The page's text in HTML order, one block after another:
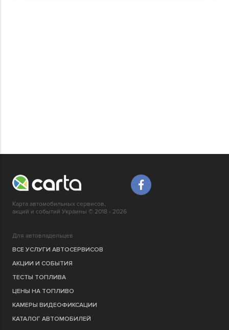
Карта автомобильных сервисов,
акций и событий Украины © 2018 - 2026
Для автовладельцев
ВСЕ УСЛУГИ АВТОСЕРВИСОВ
АКЦИИ И СОБЫТИЯ
ТЕСТЫ ТОПЛИВА
ЦЕНЫ НА ТОПЛИВО
КАМЕРЫ ВИДЕОФИКСАЦИИ
КАТАЛОГ АВТОМОБИЛЕЙ